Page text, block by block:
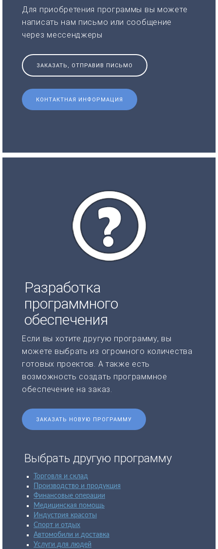
Для приобретения программы вы можете
написать нам письмо или сообщение
через мессенджеры
ЗАКАЗАТЬ, ОТПРАВИВ ПИСЬМО
КОНТАКТНАЯ ИНФОРМАЦИЯ
Разработка
программного
обеспечения
Если вы хотите другую программу, вы
можете выбрать из огромного количества
готовых проектов. А также есть
возможность создать программное
обеспечение на заказ.
ЗАКАЗАТЬ НОВУЮ ПРОГРАММУ
Выбрать другую программу
Торговля и склад
Производство и продукция
Финансовые операции
Медицинская помощь
Индустрия красоты
Спорт и отдых
Автомобили и доставка
Услуги для людей